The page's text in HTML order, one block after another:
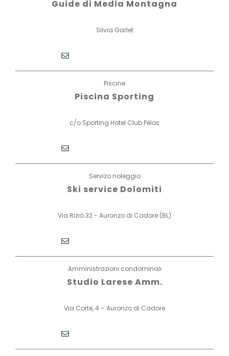
Guide di Media Montagna
Silvia Garlet
Piscine
Piscina Sporting
c/o Sporting Hotel Club Pélos
Servizo noleggio
Ski service Dolomiti
Via Riziò 32 - Auronzo di Cadore (BL)
Amministrazioni condominali
Studio Larese Amm.
Via Corte, 4 – Auronzo di Cadore